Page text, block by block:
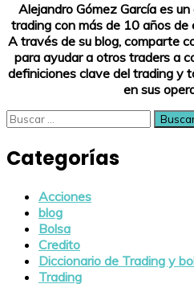
Alejandro Gómez García es
trading con más de 10 años de
A través de su blog, comparte
para ayudar a otros traders a
definiciones clave del trading y
en sus
Buscar:
Categorías
Acciones
blog
Bolsa
Credito
Diccionario de Trading y
Trading